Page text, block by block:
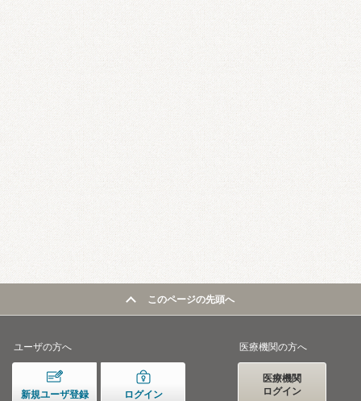
このページの先頭へ
ユーザの方へ
新規ユーザ登録 ログイン
医療機関の方へ
医療機関
ログイン